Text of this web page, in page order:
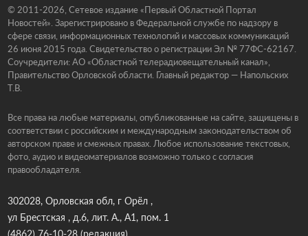
© 2011-2026, Сетевое издание «Первый Областной Портал
Новостей». Зарегистрировано в Федеральной службе по надзору в
сфере связи, информационных технологий и массовых коммуникаций
26 июня 2015 года. Свидетельство о регистрации Эл № 77ФС-62167.
Соучредители: АО «Областной телерадиовещательный канал»,
Правительство Орловской области. Главный редактор — Напольских
Т.В.
Все права на любые материалы, опубликованные на сайте, защищены в
соответствии с российским и международным законодательством об
авторском праве и смежных правах. Любое использование текстовых,
фото, аудио и видеоматериалов возможно только с согласия
правообладателя.
302028, Орловская обл, г Орёл ,
ул Брестская , д.6, лит. А., А1, пом. 1
(4862) 76-10-28(редакция)